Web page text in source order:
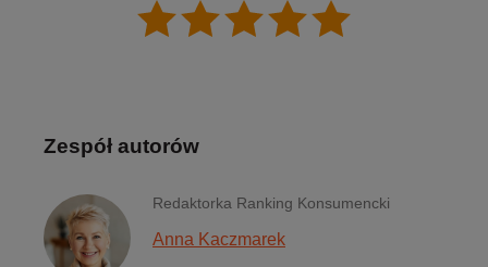
Zespół autorów
Redaktorka Ranking Konsumencki
Anna Kaczmarek